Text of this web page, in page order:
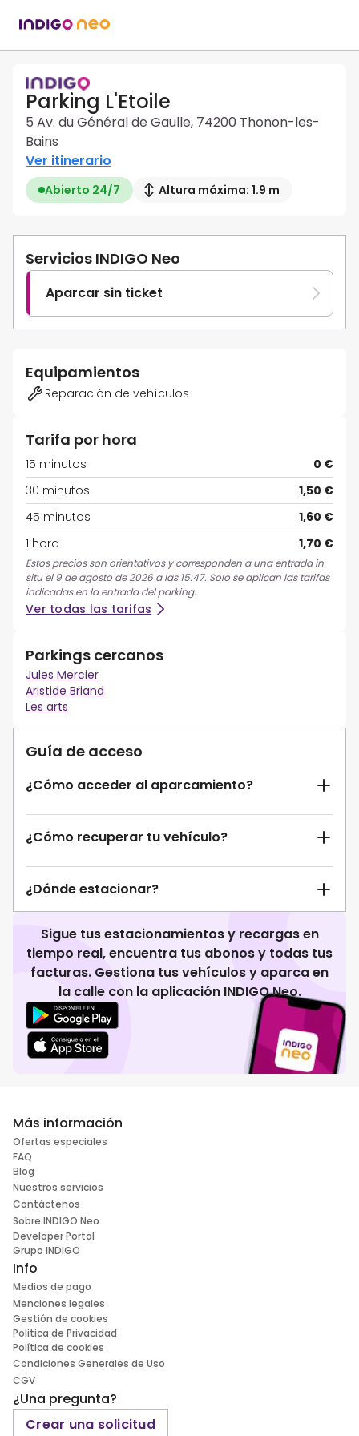
Parking L'Etoile
5 Av. du Général de Gaulle, 74200 Thonon-les-
Bains
Ver itinerario
Abierto 24/7 Altura máxima: 1.9 m
Servicios INDIGO Neo
Aparcar sin ticket
Equipamientos
Reparación de vehículos
Tarifa por hora
15 minutos
0 €
30 minutos
1,50 €
45 minutos
1,60 €
1 hora
1,70 €
Estos precios son orientativos y corresponden a una entrada in
situ el 9 de agosto de 2026 a las 15:47. Solo se aplican las tarifas
indicadas en la entrada del parking.
Ver todas las tarifas
Parkings cercanos
Jules Mercier
Aristide Briand
Les arts
Guía de acceso
¿Cómo acceder al aparcamiento?
¿Cómo recuperar tu vehículo?
¿Dónde estacionar?
Sigue tus estacionamientos y recargas en
tiempo real, encuentra tus abonos y todas tus
facturas. Gestiona tus vehículos y aparca en
la calle con la aplicación INDIGO Neo.
Más información
Ofertas especiales
FAQ
Blog
Nuestros servicios
Contáctenos
Sobre INDIGO Neo
Developer Portal
Grupo INDIGO
Info
Medios de pago
Menciones legales
Gestión de cookies
Politica de Privacidad
Política de cookies
Condiciones Generales de Uso
CGV
¿Una pregunta?
Crear una solicitud